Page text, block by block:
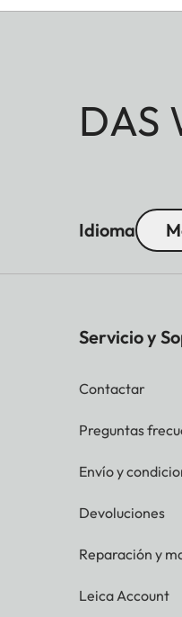
DAS
Idioma
Servicio y
Contactar
Preguntas
Envío y
Devoluciones
Reparación y
Leica Account